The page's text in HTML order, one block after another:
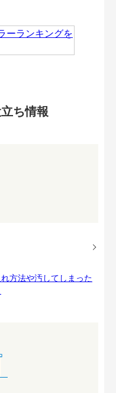
ち情報
方法や汚してしまった